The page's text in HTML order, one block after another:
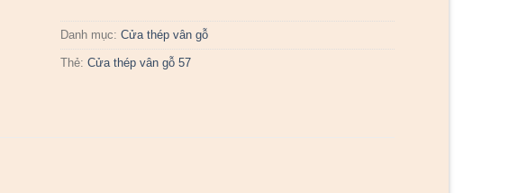
Danh mục:Cửa thép vân gỗ
Thẻ:Cửa thép vân gỗ 57